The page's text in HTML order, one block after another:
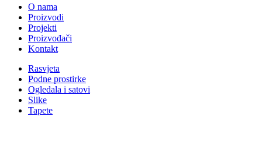
O nama
Proizvodi
Projekti
Proizvođači
Kontakt
Rasvjeta
Podne prostirke
Ogledala i satovi
Slike
Tapete